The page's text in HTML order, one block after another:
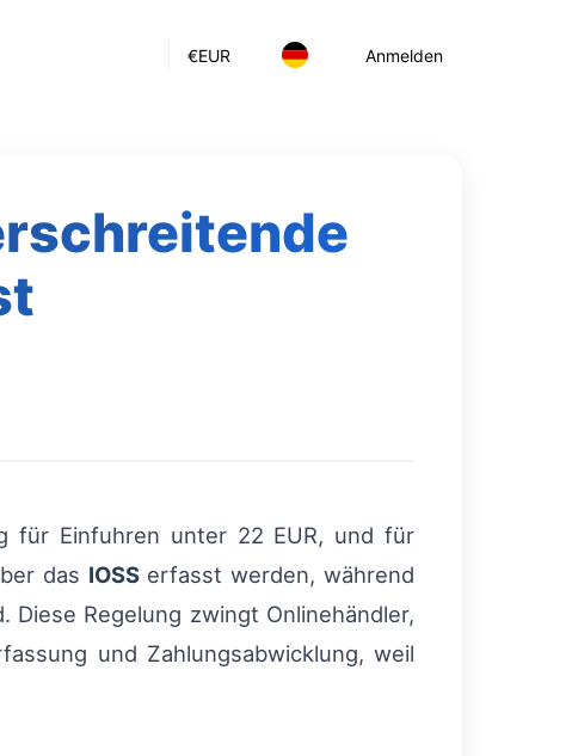
€EUR Anmelden
für Einfuhren unter 22 EUR, und für
das IOSSerfasst werden, während
Regelung zwingt Onlinehändler,
und Zahlungsabwicklung, weil